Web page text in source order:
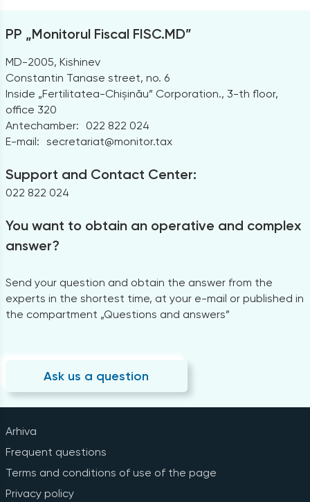
PP „Monitorul Fiscal FISC.MD”
MD-2005, Kishinev
Constantin Tanase street, no. 6
Inside „Fertilitatea-Chișinău” Corporation., 3-th floor,
office 320
Antechamber:
022 822 024
E-mail: secretariat@monitor.tax
Support and Contact Center:
022 822 024
You want to obtain an operative and complex
answer?
Send your question and obtain the answer from the
experts in the shortest time, at your e-mail or published in
the compartment „Questions and answers”
Ask us a question
Arhiva
Frequent questions
Terms and conditions of use of the page
Privacy policy